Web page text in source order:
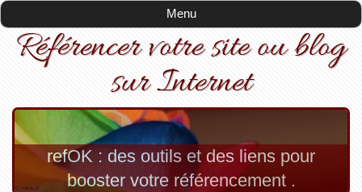
Menu
Référencer votre site ou blog
sur Internet
refOK : des outils et des liens pour
booster votre référencement .